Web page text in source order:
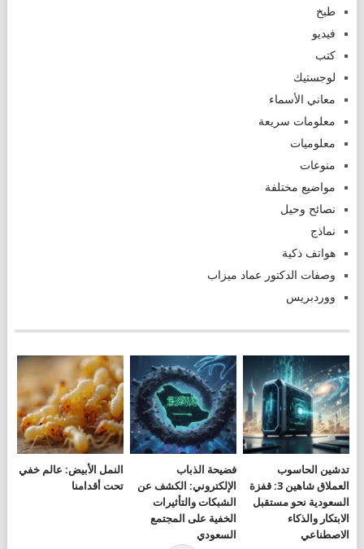
طبخ
فيديو
كتب
لوجستيك
معاني الأسماء
معلومات سريعة
معلوميات
منوعات
مواضيع مختلفة
نصائح وحيل
نماذج
هواتف ذكية
وصفات الدكتور عماد ميزاب
ووردبريس
تدشين الحاسوب
العملاق شاهين 3: قفزة
السعودية نحو مستقبل
الابتكار والذكاء
الاصطناعي
فضيحة الذباب
الإلكتروني: الكشف عن
الشبكات والتأثيرات
الخفية على المجتمع
السعودي
النمل الأبيض: عالم خفي
تحت أقدامنا